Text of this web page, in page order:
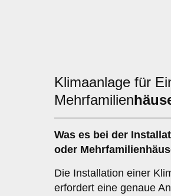
Klimaanlage für
Mehrfamilien
Was es bei der
oder
Die Installation einer
erfordert eine genaue